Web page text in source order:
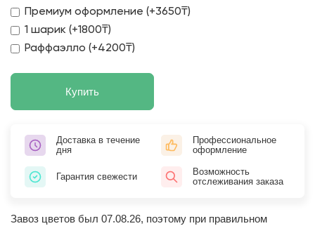
Премиум оформление (+3650₸)
1 шарик (+1800₸)
Раффаэлло (+4200₸)
Купить
Доставка в течение
дня
Профессиональное
оформление
Гарантия свежести
Возможность
отслеживания заказа
Завоз цветов был 07.08.26, поэтому при правильном